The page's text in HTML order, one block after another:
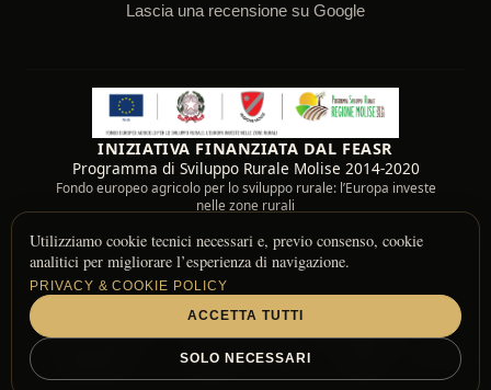
Lascia una recensione su Google
INIZIATIVA FINANZIATA DAL FEASR
Programma di Sviluppo Rurale Molise 2014-2020
Fondo europeo agricolo per lo sviluppo rurale: l’Europa investe
nelle zone rurali
© 2026 Fattoria Il Bell Casolino — Molise, Italy
Informazioni di
Resi e
•Privacy•
Informativa
Termini
Utilizziamo cookie tecnici necessari e, previo consenso, cookie
analitici per migliorare l’esperienza di navigazione.
PRIVACY & COOKIE POLICY
SOLO NECESSARI
ACCETTA TUTTI